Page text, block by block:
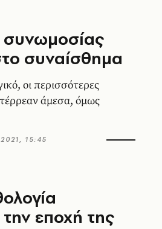
συνωμοσίας
συναίσθημα
οι περισσότερες
άμεσα, όμως
15:45
εποχή της